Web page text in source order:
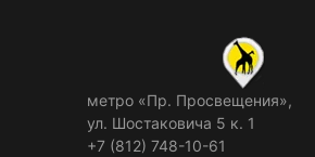
метро «Пр. Просвещения»,
ул. Шостаковича 5 к. 1
+7 (812) 748-10-61